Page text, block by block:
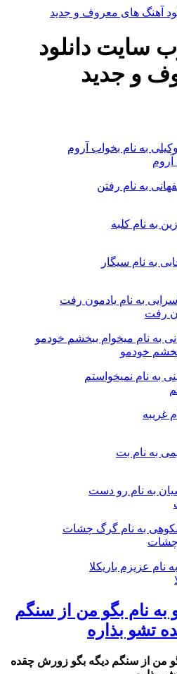
سایت دانلود
و جدید
رفت
خودمو
به نام بگو من از سنگم
تشو بذاره
بگو من از سنگم دیگه بگو زورش چقده